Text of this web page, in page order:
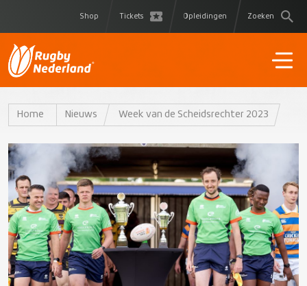
Shop Tickets Opleidingen Zoeken
Home Nieuws Week van de Scheidsrechter 2023